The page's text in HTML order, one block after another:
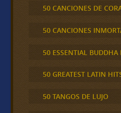
50 CANCIONES DE
50 CANCIONES
50 ESSENTIAL BUDDHA
50 GREATEST LATIN
50 TANGOS DE LUJO